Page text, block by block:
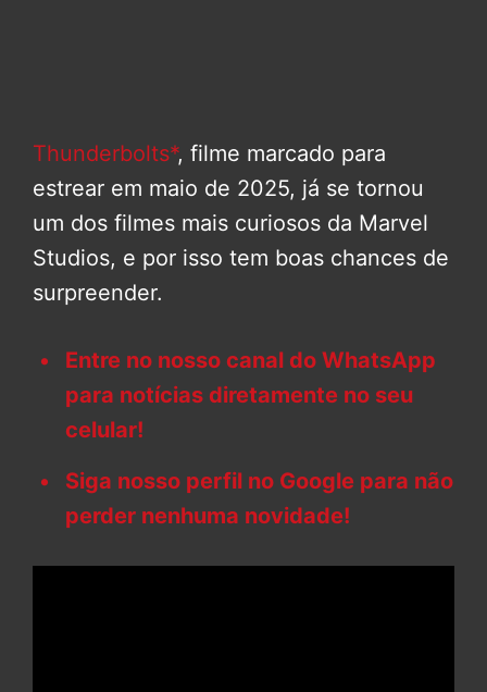
Thunderbolts*, filme marcado para
estrear em maio de 2025, já se tornou
um dos filmes mais curiosos da Marvel
Studios, e por isso tem boas chances de
surpreender.
Entre no nosso canal do WhatsApp
para notícias diretamente no seu
celular!
Siga nosso perfil no Google para não
perder nenhuma novidade!